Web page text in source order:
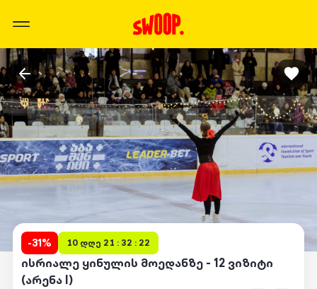
-31% 10 დღე 21 : 32 : 22
ისრიალე ყინულის მოედანზე - 12 ვიზიტი
(არენა I)